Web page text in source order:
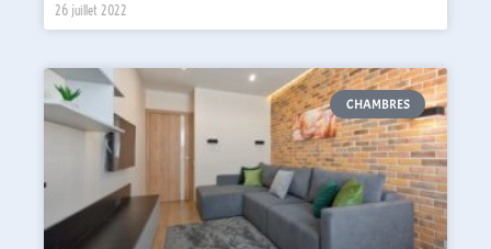
26 juillet 2022
CHAMBRES